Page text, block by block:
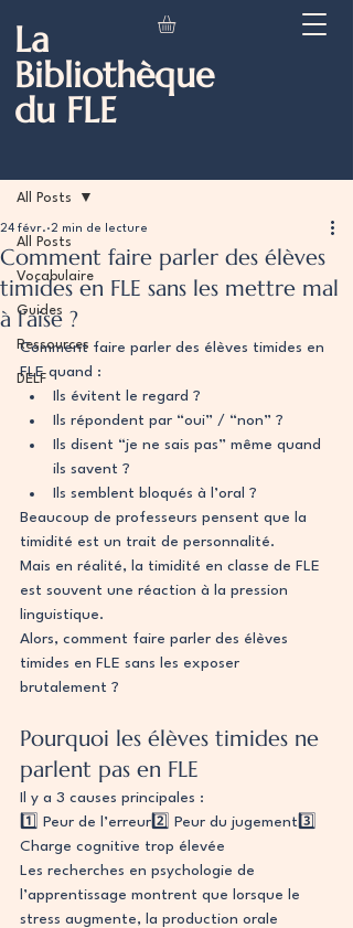
La
Bibliothèque
du FLE
All Posts
Vocabulaire
Guides
Ressources
DELF
All Posts
Comment faire parler des élèves
timides en FLE sans les mettre mal
à l’aise ?
24 févr. 2 min de lecture
Comment faire parler des élèves timides en
FLE quand :
Ils évitent le regard ?
Ils répondent par “oui” / “non” ?
Ils disent “je ne sais pas” même quand
ils savent ?
Ils semblent bloqués à l’oral ?
Beaucoup de professeurs pensent que la
timidité est un trait de personnalité.
Mais en réalité, la timidité en classe de FLE
est souvent une réaction à la pression
linguistique.
Alors, comment faire parler des élèves
timides en FLE sans les exposer
brutalement ?
Pourquoi les élèves timides ne
parlent pas en FLE
Il y a 3 causes principales :
1️⃣ Peur de l’erreur2️⃣ Peur du jugement3️⃣
Charge cognitive trop élevée
Les recherches en psychologie de
l’apprentissage montrent que lorsque le
stress augmente, la production orale